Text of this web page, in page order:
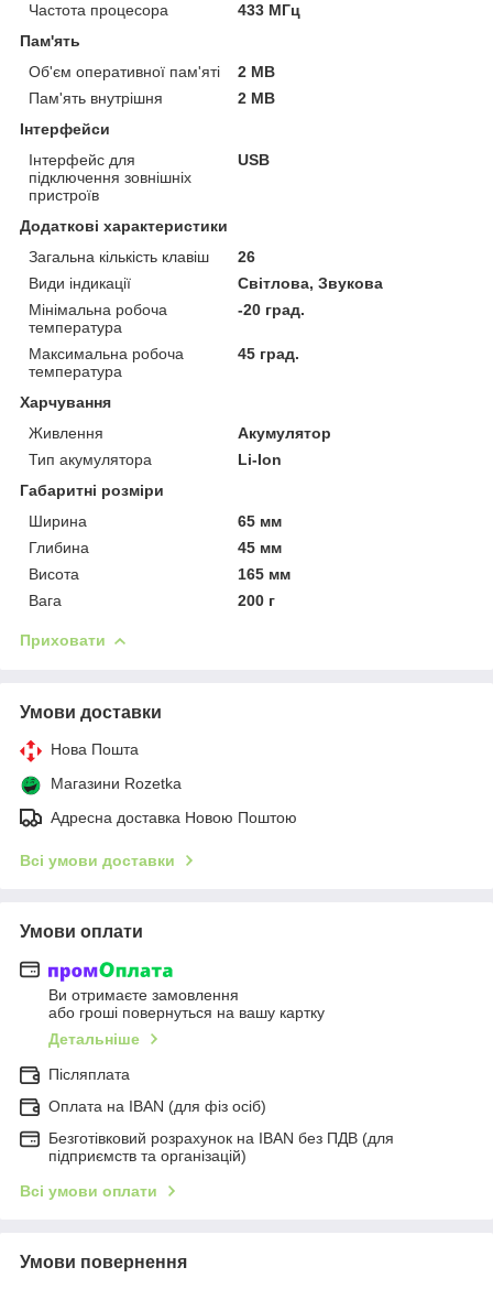
Частота процесора
433 МГц
Пам'ять
Об'єм оперативної пам'яті
2 MB
Пам'ять внутрішня
2 MB
Інтерфейси
Інтерфейс для
підключення зовнішніх
пристроїв
USB
Додаткові характеристики
Загальна кількість клавіш
26
Види індикації
Світлова, Звукова
Мінімальна робоча
температура
-20 град.
Максимальна робоча
температура
45 град.
Харчування
Живлення
Акумулятор
Тип акумулятора
Li-Ion
Габаритні розміри
Ширина
65 мм
Глибина
45 мм
Висота
165 мм
Вага
200 г
Приховати
Умови доставки
Нова Пошта
Магазини Rozetka
Адресна доставка Новою Поштою
Всі умови доставки
Умови оплати
Ви отримаєте замовлення
або гроші повернуться на вашу картку
Детальніше
Післяплата
Оплата на IBAN (для фіз осіб)
Безготівковий розрахунок на IBAN без ПДВ (для
підприємств та організацій)
Всі умови оплати
Умови повернення